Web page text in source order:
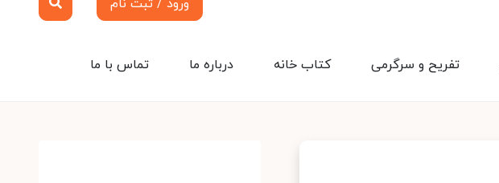
ورود / ثبت نام
تماس با ما درباره ما کتاب خانه تفریح و سرگرمی